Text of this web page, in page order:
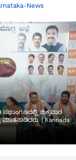
News
ಶುಕ್ರವಾರ
| Kannada